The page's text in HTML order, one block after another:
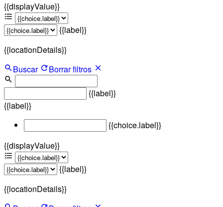
{{displayValue}}
{{label}}
{{locationDetails}}
Buscar
Borrar filtros
{{label}}
{{label}}
{{choice.label}}
{{displayValue}}
{{label}}
{{locationDetails}}